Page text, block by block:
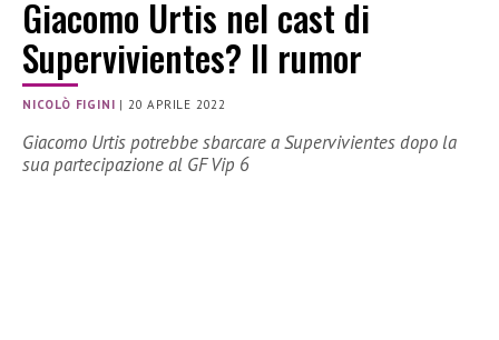
Giacomo Urtis nel cast di
Supervivientes? Il rumor
NICOLÒ FIGINI | 20 APRILE 2022
Giacomo Urtis potrebbe sbarcare a Supervivientes dopo la
sua partecipazione al GF Vip 6